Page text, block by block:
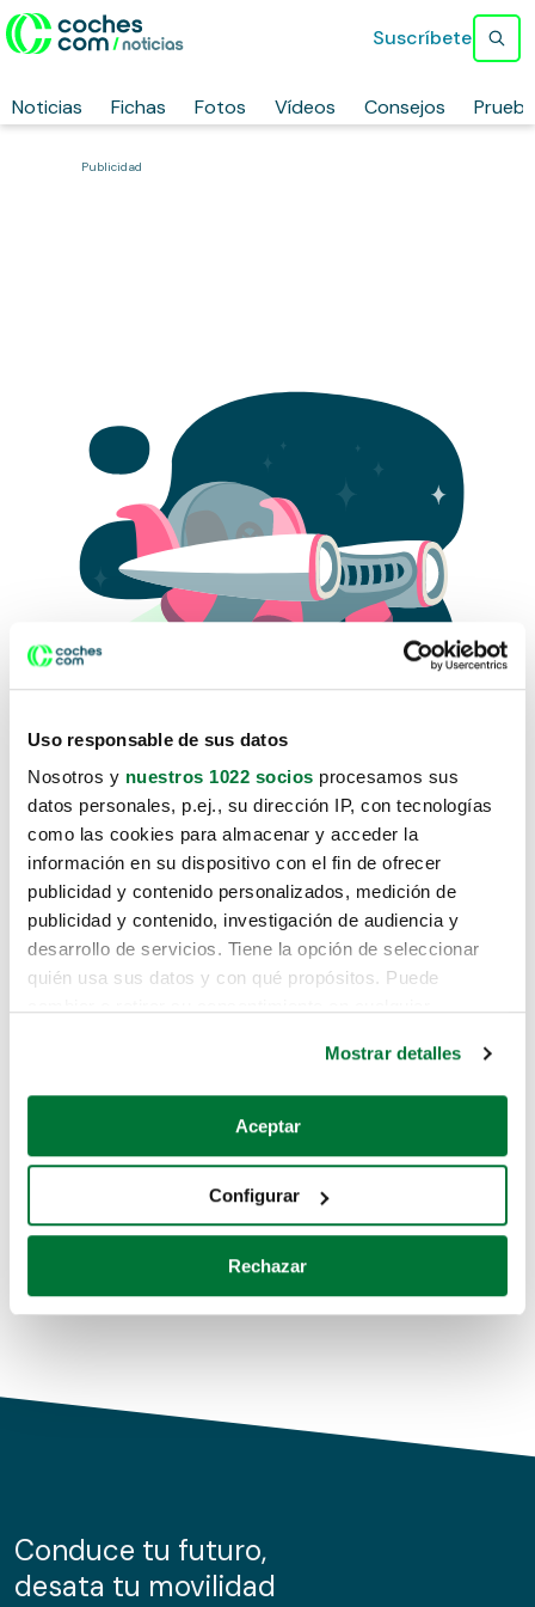
Uso responsable de sus datos
Nosotros y nuestros 1022 socios procesamos sus
datos personales, p.ej., su dirección IP, con tecnologías
como las cookies para almacenar y acceder la
información en su dispositivo con el fin de ofrecer
publicidad y contenido personalizados, medición de
publicidad y contenido, investigación de audiencia y
desarrollo de servicios. Tiene la opción de seleccionar
quién usa sus datos y con qué propósitos. Puede
Si lo permite, también quisiéramos:
Recopilar información sobre su ubicación geográfica
Identificar su dispositivo analizándolo activamente
para buscar características específicas (huellas
Obtenga más información sobre cómo se procesan sus
de cookies.
información sobre el uso que haga del sitio web con
nuestros partners de redes sociales, publicidad y análisis
Mostrar detalles
Aceptar
Configurar
Rechazar
Noticias Fichas Fotos Vídeos Consejos
Suscríbete
Publicidad
Lo sentimos, no sabemos como
te hemos traido hasta aquí.
Pero puedes encontrar el coche que estás
buscando en alguno de estos enlaces:
Coches de segunda mano
Coches de km0
Conduce tu futuro,
desata tu movilidad